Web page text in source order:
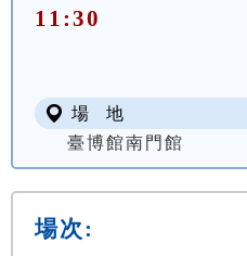
11:30
場 地
臺博館南門館
場次: